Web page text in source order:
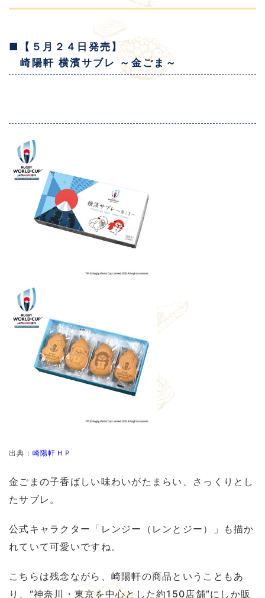
■【５月２４日発売】
崎陽軒 横濱サブレ ～金ごま～
出典： 崎陽軒ＨＰ
金ごまの子香ばしい味わいがたまらい、さっくりとし
たサブレ。
公式キャラクター「レンジー（レンとジー）」も描か
れていて可愛いですね。
こちらは残念ながら、崎陽軒の商品ということもあ
り、“神奈川・東京を中心とした約150店舗”にしか販